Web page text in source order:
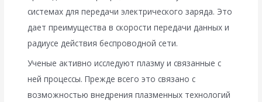
системах для передачи электрического заряда. Это
дает преимущества в скорости передачи данных и
радиусе действия беспроводной сети.
Ученые активно исследуют плазму и связанные с
ней процессы. Прежде всего это связано с
возможностью внедрения плазменных технологий